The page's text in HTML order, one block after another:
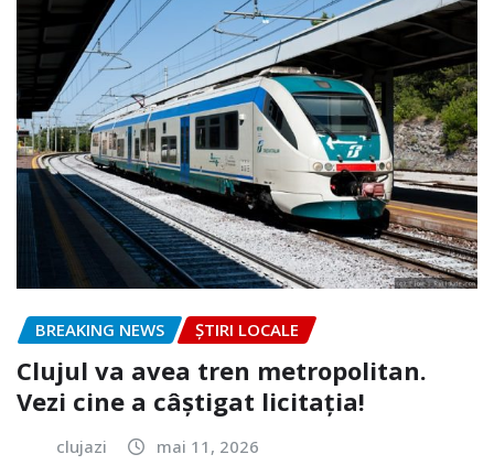
BREAKING NEWS ȘTIRI LOCALE
Clujul va avea tren metropolitan.
Vezi cine a câștigat licitația!
clujazi mai 11, 2026